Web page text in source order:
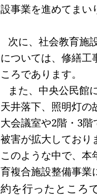
設事業を進めてまい
次に、社会教育施
については、修繕工
ころであります。
また、中央公民館
天井落下、照明灯の
大会議室や2階・ 3階
被害が拡大しており
このような中で、
育複合施設整備事業
約を行ったところ